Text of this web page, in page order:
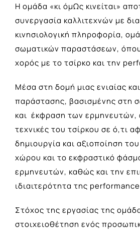
Η ομάδα «κι όμΩς κινείται»
συνεργασία καλλιτεχνών με
κινησιολογική πληροφορία,
σωματικών παραστάσεων,
χορός με το τσίρκο και την
Μέσα στη δομή μιας ενιαίας
παράστασης, βασισμένης στη
και έκφραση των ερμηνευτών,
τεχνικές του τσίρκου σε ό,τι
δημιουργία και αξιοποίηση
χώρου και το εκφραστικό
ερμηνευτών, καθώς και την
ιδιαιτερότητα της
Στόχος της εργασίας της
στοιχειοθέτηση ενός